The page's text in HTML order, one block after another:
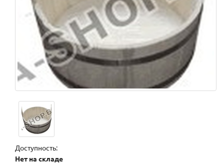
Доступность:
Нет на складе